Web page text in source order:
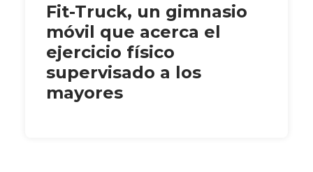
Fit-Truck, un gimnasio
móvil que acerca el
ejercicio físico
supervisado a los
mayores